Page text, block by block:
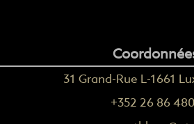
31 Grand-Rue L-1661
+352 26 86